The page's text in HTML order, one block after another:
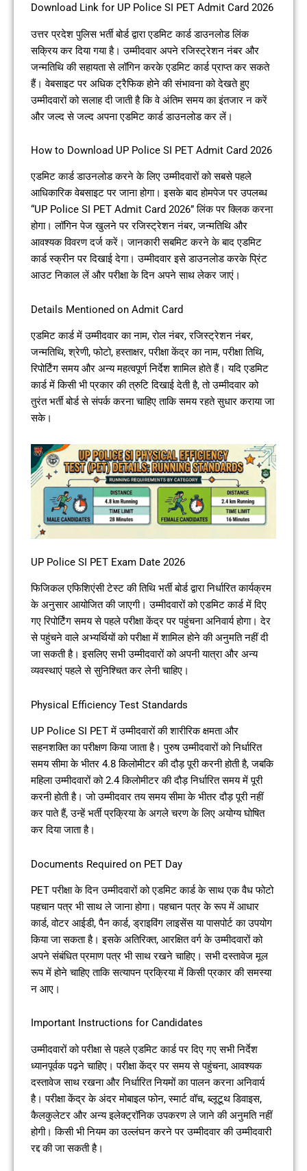
Download Link for UP Police SI PET Admit Card 2026
उत्तर प्रदेश पुलिस भर्ती बोर्ड द्वारा एडमिट कार्ड डाउनलोड लिंक
सक्रिय कर दिया गया है। उम्मीदवार अपने रजिस्ट्रेशन नंबर और
जन्मतिथि की सहायता से लॉगिन करके एडमिट कार्ड प्राप्त कर सकते
हैं। वेबसाइट पर अधिक ट्रैफिक होने की संभावना को देखते हुए
उम्मीदवारों को सलाह दी जाती है कि वे अंतिम समय का इंतजार न करें
और जल्द से जल्द अपना एडमिट कार्ड डाउनलोड कर लें।
How to Download UP Police SI PET Admit Card 2026
एडमिट कार्ड डाउनलोड करने के लिए उम्मीदवारों को सबसे पहले
आधिकारिक वेबसाइट पर जाना होगा। इसके बाद होमपेज पर उपलब्ध
“UP Police SI PET Admit Card 2026” लिंक पर क्लिक करना
होगा। लॉगिन पेज खुलने पर रजिस्ट्रेशन नंबर, जन्मतिथि और
आवश्यक विवरण दर्ज करें। जानकारी सबमिट करने के बाद एडमिट
कार्ड स्क्रीन पर दिखाई देगा। उम्मीदवार इसे डाउनलोड करके प्रिंट
आउट निकाल लें और परीक्षा के दिन अपने साथ लेकर जाएं।
Details Mentioned on Admit Card
एडमिट कार्ड में उम्मीदवार का नाम, रोल नंबर, रजिस्ट्रेशन नंबर,
जन्मतिथि, श्रेणी, फोटो, हस्ताक्षर, परीक्षा केंद्र का नाम, परीक्षा तिथि,
रिपोर्टिंग समय और अन्य महत्वपूर्ण निर्देश शामिल होते हैं। यदि एडमिट
कार्ड में किसी भी प्रकार की त्रुटि दिखाई देती है, तो उम्मीदवार को
तुरंत भर्ती बोर्ड से संपर्क करना चाहिए ताकि समय रहते सुधार कराया जा
सके।
UP Police SI PET Exam Date 2026
फिजिकल एफिशिएंसी टेस्ट की तिथि भर्ती बोर्ड द्वारा निर्धारित कार्यक्रम
के अनुसार आयोजित की जाएगी। उम्मीदवारों को एडमिट कार्ड में दिए
गए रिपोर्टिंग समय से पहले परीक्षा केंद्र पर पहुंचना अनिवार्य होगा। देर
से पहुंचने वाले अभ्यर्थियों को परीक्षा में शामिल होने की अनुमति नहीं दी
जा सकती है। इसलिए सभी उम्मीदवारों को अपनी यात्रा और अन्य
व्यवस्थाएं पहले से सुनिश्चित कर लेनी चाहिए।
Physical Efficiency Test Standards
UP Police SI PET में उम्मीदवारों की शारीरिक क्षमता और
सहनशक्ति का परीक्षण किया जाता है। पुरुष उम्मीदवारों को निर्धारित
समय सीमा के भीतर 4.8 किलोमीटर की दौड़ पूरी करनी होती है, जबकि
महिला उम्मीदवारों को 2.4 किलोमीटर की दौड़ निर्धारित समय में पूरी
करनी होती है। जो उम्मीदवार तय समय सीमा के भीतर दौड़ पूरी नहीं
कर पाते हैं, उन्हें भर्ती प्रक्रिया के अगले चरण के लिए अयोग्य घोषित
कर दिया जाता है।
Documents Required on PET Day
PET परीक्षा के दिन उम्मीदवारों को एडमिट कार्ड के साथ एक वैध फोटो
पहचान पत्र भी साथ ले जाना होगा। पहचान पत्र के रूप में आधार
कार्ड, वोटर आईडी, पैन कार्ड, ड्राइविंग लाइसेंस या पासपोर्ट का उपयोग
किया जा सकता है। इसके अतिरिक्त, आरक्षित वर्ग के उम्मीदवारों को
अपने संबंधित प्रमाण पत्र भी साथ रखने चाहिए। सभी दस्तावेज मूल
रूप में होने चाहिए ताकि सत्यापन प्रक्रिया में किसी प्रकार की समस्या
न आए।
Important Instructions for Candidates
उम्मीदवारों को परीक्षा से पहले एडमिट कार्ड पर दिए गए सभी निर्देश
ध्यानपूर्वक पढ़ने चाहिए। परीक्षा केंद्र पर समय से पहुंचना, आवश्यक
दस्तावेज साथ रखना और निर्धारित नियमों का पालन करना अनिवार्य
है। परीक्षा केंद्र के अंदर मोबाइल फोन, स्मार्ट वॉच, ब्लूटूथ डिवाइस,
कैलकुलेटर और अन्य इलेक्ट्रॉनिक उपकरण ले जाने की अनुमति नहीं
होगी। किसी भी नियम का उल्लंघन करने पर उम्मीदवार की उम्मीदवारी
रद्द की जा सकती है।